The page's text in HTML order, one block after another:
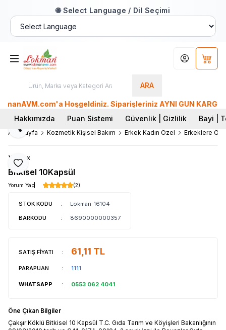
🌐 Select Language / Dil Seçimi
ARA
Hesabım
Hoşgeldiniz. Siparişleriniz AYNI GÜN KARGO'da.
Hakkımızda
Puan Sistemi Güvenlik | Gizlilik Bayi |
Ana Sayfa Kozmetik Kişisel Bakım Erkek Kadın Özel Erkeklere
Favoriye Ekle
Paylaş
Yeşilex
Bitkisel 10Kapsül
Yorum Yap (2)
STOK KODU :
Lokman-16104
BARKODU
: 8690000000357
SATIŞ FİYATI : 61,11 TL
PARAPUAN : 1111
WHATSAPP : 0553 062 4041
Öne Çıkan Bilgiler
Çakşır Köklü Bitkisel 10 Kapsül T.C. Gıda Tarım ve Köyişleri Bakanlığının